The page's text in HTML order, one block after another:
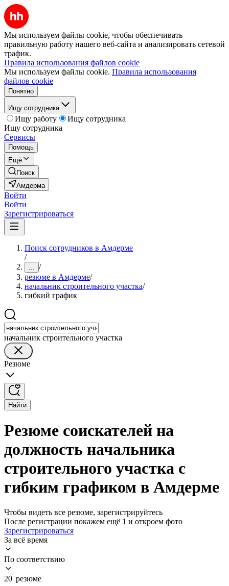
Мы используем файлы cookie, чтобы обеспечивать
правильную работу нашего веб-сайта и анализировать сетевой
трафик.
Правила использования файлов cookie
Мы используем файлы cookie. Правила использования
файлов cookie
Понятно
Ищу сотрудника
Ищу работу
Ищу сотрудника
Ищу сотрудника
Сервисы
Помощь
Ещё
Поиск
Амдерма
Войти
Войти
Зарегистрироваться
Поиск сотрудников в Амдерме
/
... /
резюме в Амдерме/
начальник строительного участка/
гибкий график
начальник строительного участка
Резюме
Найти
Резюме соискателей на
должность начальника
строительного участка с
гибким графиком в Амдерме
Чтобы видеть все резюме, зарегистрируйтесь
После регистрации покажем ещё 1 и откроем фото
Зарегистрироваться
За всё время
По соответствию
20 резюме